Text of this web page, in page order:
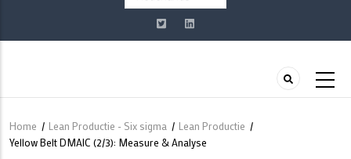
your
language
Kruimelpad
Home / Lean Productie - Six sigma / Lean Productie /
Yellow Belt DMAIC (2/3): Measure & Analyse